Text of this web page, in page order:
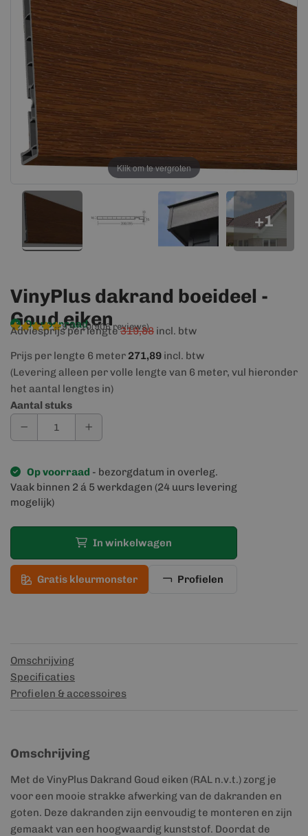
afbeeldingen-
gallerij
afbeeldingen-
gallerij
Klik om te vergroten
+1
VinyPlus dakrand boeideel -
Goud eiken
Op voorraad
9,4/10(906 reviews)
Adviesprijs per lengte319,88 incl. btw
Prijs per lengte 6 meter 271,89 incl. btw
(Levering alleen per volle lengte van 6 meter, vul hieronder
het aantal lengtes in)
Aantal stuks
Op voorraad - bezorgdatum in overleg.
Vaak binnen 2 á 5 werkdagen (24 uurs levering
mogelijk)
In winkelwagen
Gratis kleurmonster Profielen
Omschrijving
Specificaties
Profielen & accessoires
Omschrijving
Met de VinyPlus Dakrand Goud eiken (RAL n.v.t.) zorg je
voor een mooie strakke afwerking van de dakranden en
goten. Deze dakranden zijn eenvoudig te monteren en zijn
gemaakt van een hoogwaardig kunststof. Doordat de